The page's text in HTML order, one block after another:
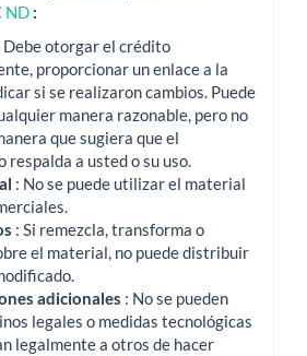
ND :
Debe otorgar el crédito
proporcionar un enlace a la
si se realizaron cambios. Puede
manera razonable, pero no
que sugiera que el
respalda a usted o su uso.
: No se puede utilizar el material
: Si remezcla, transforma o
el material, no puede distribuir
adicionales : No se pueden
legales o medidas tecnológicas
legalmente a otros de hacer